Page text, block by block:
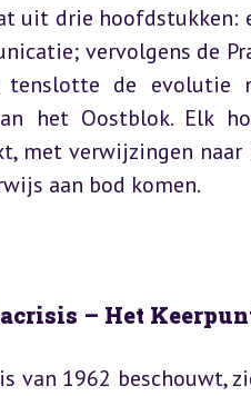
uit drie hoofdstukken:
vervolgens de
tenslotte de evolutie
het Oostblok. Elk
met verwijzingen
aan bod komen.
– Het
van 1962 beschouwt,